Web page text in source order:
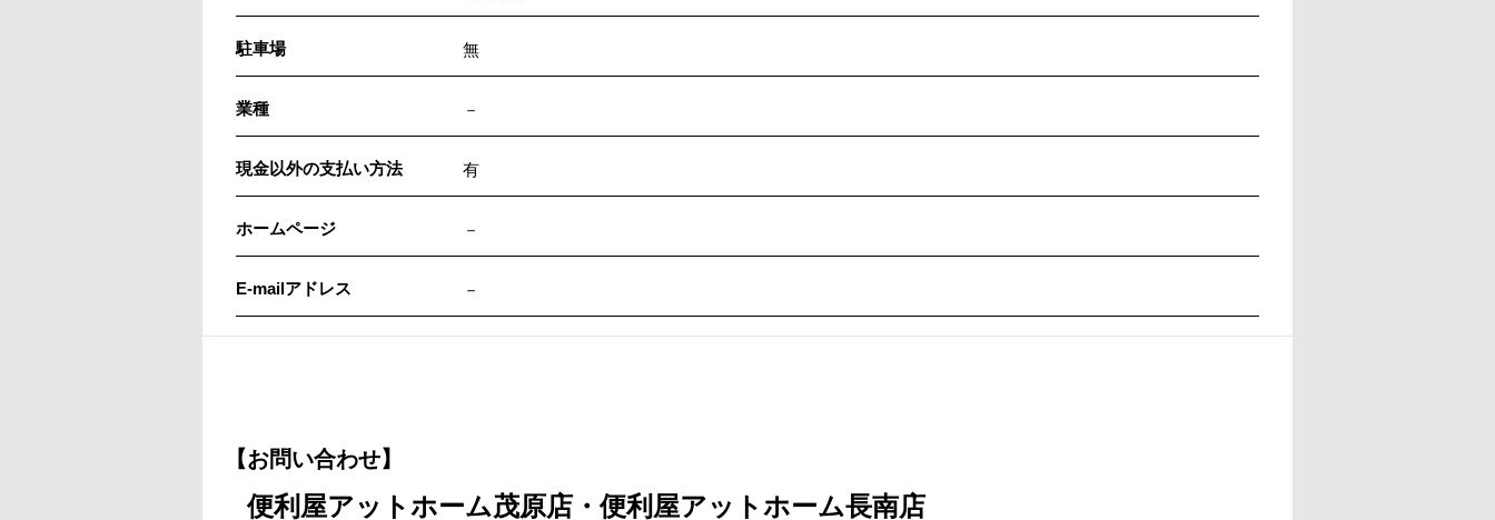
駐車場 無
業種 －
現金以外の支払い方法 有
ホームページ －
E-mailアドレス －
【お問い合わせ】
便利屋アットホーム茂原店・便利屋アットホーム長南店